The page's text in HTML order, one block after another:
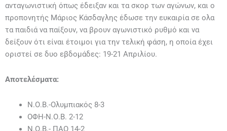
ανταγωνιστική όπως έδειξαν και τα σκορ των αγώνων, και ο
προπονητής Μάριος Κάσδαγλης έδωσε την ευκαιρία σε ολα
τα παιδιά να παίξουν, να βρουν αγωνιστικό ρυθμό και να
δείξουν ότι είναι έτοιμοι για την τελική φάση, η οποία έχει
οριστεί σε δυο εβδομάδες: 19-21 Απριλίου.
Αποτελέσματα:
Ν.Ο.Β.-Ολυμπιακός 8-3
ΟΦΗ-Ν.Ο.Β. 2-12
Ν.Ο.Β.- ΠΑΟ 14-2